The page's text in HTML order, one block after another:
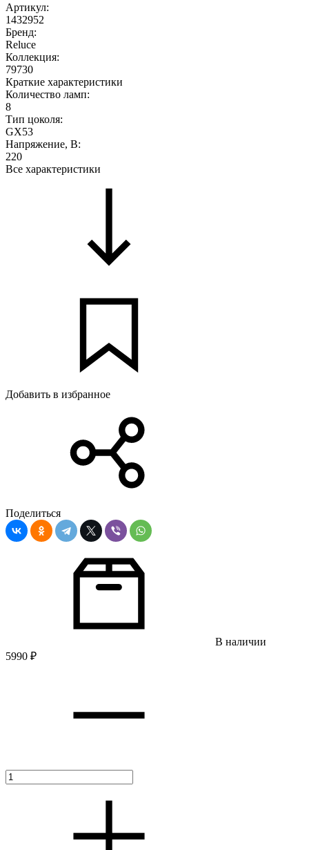
Артикул:
1432952
Бренд:
Reluce
Коллекция:
79730
Краткие характеристики
Количество ламп:
8
Тип цоколя:
GX53
Напряжение, В:
220
Все характеристики
Добавить в избранное
Поделиться
В наличии
5990 ₽